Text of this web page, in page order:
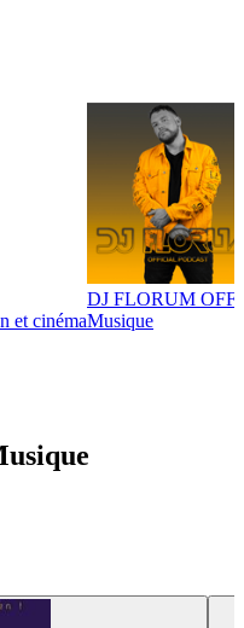
et cinéma
DJ FLORUM
Musique